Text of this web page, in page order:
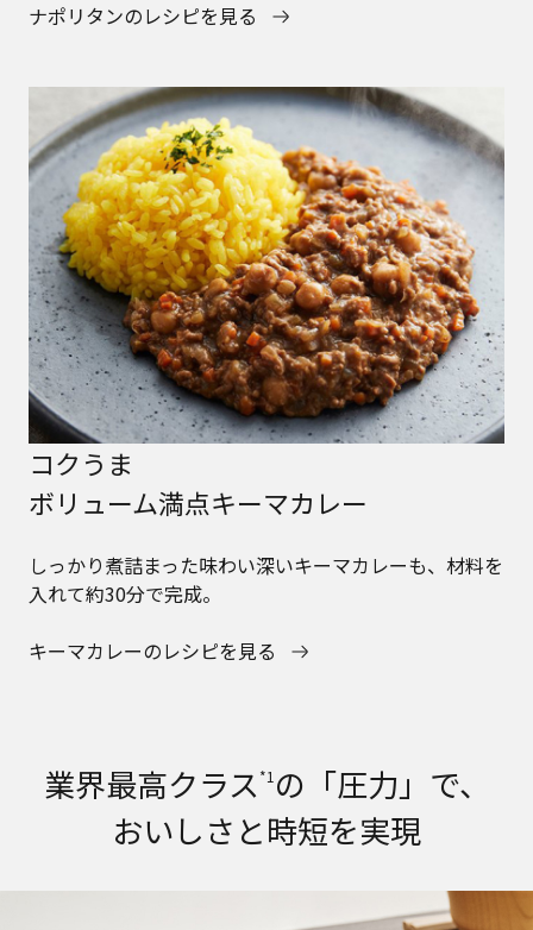
ナポリタンのレシピを見る
コクうま
ボリューム満点キーマカレー
しっかり煮詰まった味わい深いキーマカレーも、材料を
入れて約30分で完成。
キーマカレーのレシピを見る
業界最高クラス *1 の「圧力」で、
おいしさと時短を実現